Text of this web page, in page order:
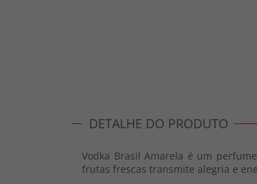
DETALHE DO PRODUTO
Vodka Brasil Amarela é um
frutas frescas transmite alegria e